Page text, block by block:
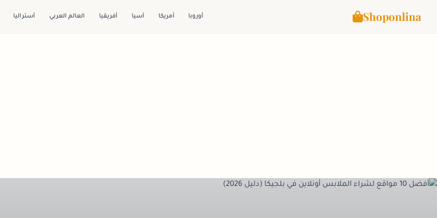
Shoponlina أوروبا أمريكا آسيا أفريقيا العالم العربي أستراليا